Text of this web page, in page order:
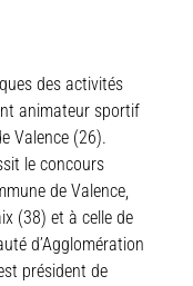
des activités
animateur sportif
Valence (26).
le concours
de Valence,
(38) et à celle de
d’Agglomération
président de